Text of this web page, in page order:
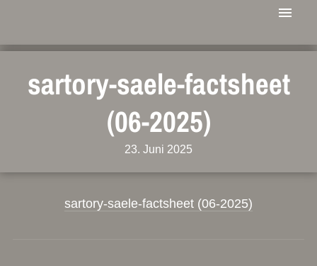
sartory-saele-factsheet
(06-2025)
23. Juni 2025
sartory-saele-factsheet (06-2025)